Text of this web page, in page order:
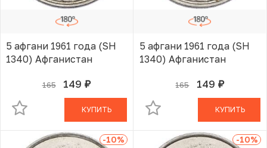
5 афгани 1961 года (SH
1340) Афганистан
165 149 руб.
В КОРЗИНЕ
КУПИТЬ
5 афгани 1961 года (SH
1340) Афганистан
165 149 руб.
В КОРЗИНЕ
КУПИТЬ
-10% -10%